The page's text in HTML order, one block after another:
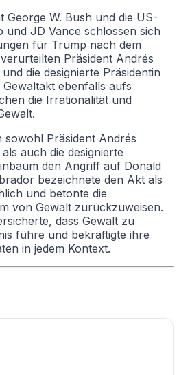
George W. Bush und die US-
und JD Vance schlossen sich
für Trump nach dem
Präsident Andrés
die designierte Präsidentin
ebenfalls aufs
die Irrationalität und
Präsident Andrés
auch die designierte
den Angriff auf Donald
bezeichnete den Akt als
und betonte die
von Gewalt zurückzuweisen.
dass Gewalt zu
führe und bekräftigte ihre
in jedem Kontext.